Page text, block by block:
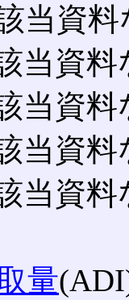
当資料
当資料
当資料
当資料
当資料
量